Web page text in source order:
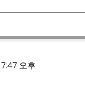
7:47 오후